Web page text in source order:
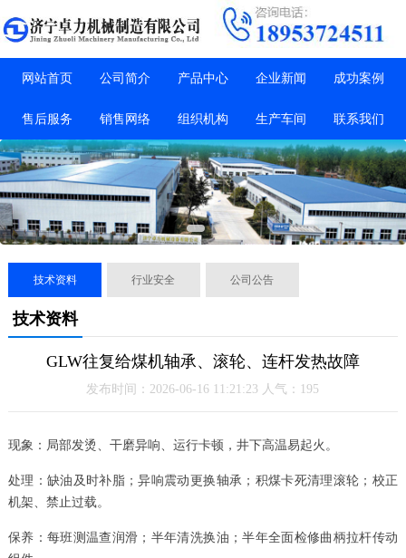
网站首页 公司简介 产品中心 企业新闻 成功案例
售后服务 销售网络 组织机构 生产车间 联系我们
技术资料 行业安全 公司公告
技术资料
GLW往复给煤机轴承、滚轮、连杆发热故障
发布时间：2026-06-16 11:21:23 人气：195
现象：局部发烫、干磨异响、运行卡顿，井下高温易起火。
处理：缺油及时补脂；异响震动更换轴承；积煤卡死清理滚轮；校正
机架、禁止过载。
保养：每班测温查润滑；半年清洗换油；半年全面检修曲柄拉杆传动